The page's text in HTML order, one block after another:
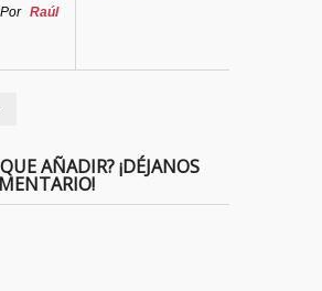
Por Raúl
AÑADIR? ¡DÉJANOS